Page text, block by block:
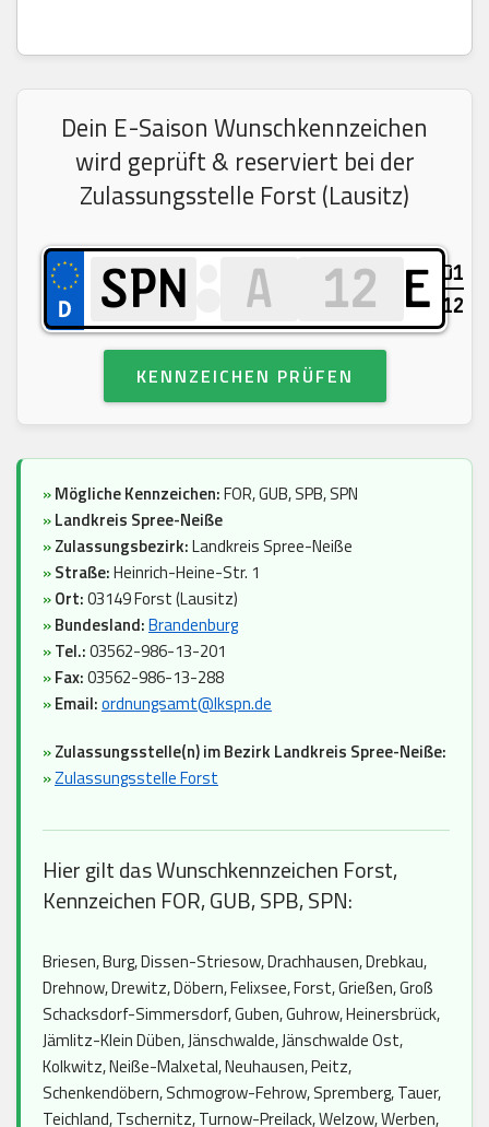
Dein E-Saison Wunschkennzeichen
wird geprüft & reserviert bei der
Zulassungsstelle Forst (Lausitz)
E
01
12
KENNZEICHEN PRÜFEN
»Mögliche Kennzeichen:FOR, GUB, SPB, SPN
»Landkreis Spree-Neiße
»Zulassungsbezirk:Landkreis Spree-Neiße
»Straße:Heinrich-Heine-Str. 1
»Ort:03149 Forst (Lausitz)
»Bundesland:Brandenburg
»Tel.:03562-986-13-201
»Fax:03562-986-13-288
»Email:ordnungsamt@lkspn.de
»Zulassungsstelle(n) im Bezirk Landkreis Spree-Neiße:
»Zulassungsstelle Forst
Hier gilt das Wunschkennzeichen Forst,
Kennzeichen FOR, GUB, SPB, SPN:
Briesen, Burg, Dissen-Striesow, Drachhausen, Drebkau,
Drehnow, Drewitz, Döbern, Felixsee, Forst, Grießen, Groß
Schacksdorf-Simmersdorf, Guben, Guhrow, Heinersbrück,
Jämlitz-Klein Düben, Jänschwalde, Jänschwalde Ost,
Kolkwitz, Neiße-Malxetal, Neuhausen, Peitz,
Schenkendöbern, Schmogrow-Fehrow, Spremberg, Tauer,
Teichland, Tschernitz, Turnow-Preilack, Welzow, Werben,